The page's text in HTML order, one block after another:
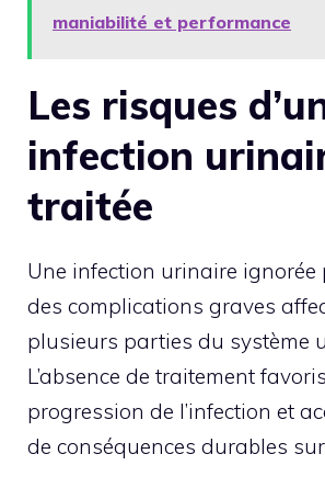
maniabilité et performance
Les risques
infection
traitée
Une infection urinaire ignorée
des complications graves
plusieurs parties du système
L’absence de traitement
progression de l’infection et
de conséquences durables